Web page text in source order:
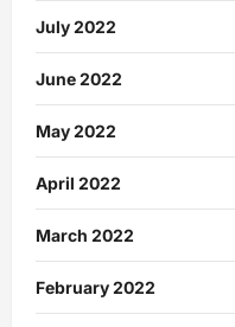
July 2022
June 2022
May 2022
April 2022
March 2022
February 2022